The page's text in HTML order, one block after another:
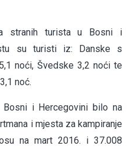
stranih turista u Bosni i
su turisti iz: Danske s
noći, Švedske 3,2 nоći te
noć.
i Hercegovini bilo na
i mjesta za kampiranje
na mart 2016. i 37.008